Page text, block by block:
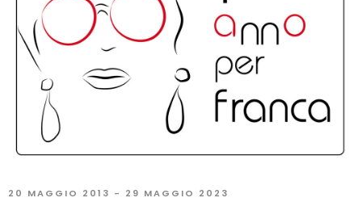
20 MAGGIO 2013 - 29 MAGGIO 2023